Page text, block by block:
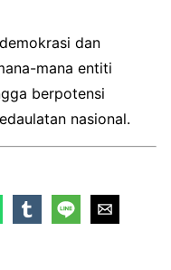
dan
mana entiti
berpotensi
nasional.